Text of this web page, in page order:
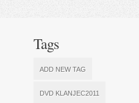
Tags
ADD NEW TAG
DVD KLANJEC2011